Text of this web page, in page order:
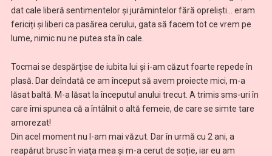
dat cale liberă sentimentelor şi jurămintelor fără oprelişti… eram
fericiți și liberi ca pasărea cerului, gata să facem tot ce vrem pe
lume, nimic nu ne putea sta în cale.
Tocmai se despărţise de iubita lui şi i-am căzut foarte repede în
plasă. Dar deîndată ce am început să avem proiecte mici, m-a
lăsat baltă. M-a lăsat la începutul anului trecut. A trimis sms-uri în
care îmi spunea că a întâlnit o altă femeie, de care se simte tare
amorezat!
Din acel moment nu l-am mai văzut. Dar în urmă cu 2 ani, a
reapărut brusc în viaţa mea și m-a cerut de soție, iar eu am